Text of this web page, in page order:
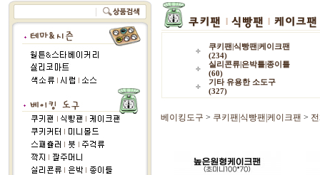
쿠키팬|식빵팬|케이크팬
(234)
실리콘류|은박틀|종이틀
(60)
기타 유용한 소도구
(327)
베이킹도구 > 쿠키팬|식빵팬|케이크팬 >